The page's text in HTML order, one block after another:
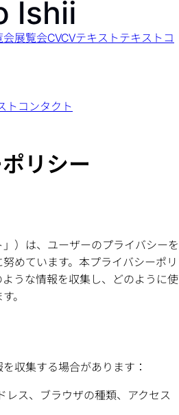
会展覧会CVCVテキストテキスト コ
ト コンタクト
リシー
）は、ユーザーのプライバシーを
めています。本プライバシーポリ
うな情報を収集し、どのように使
。
収集する場合があります：
レス、ブラウザの種類、アクセス